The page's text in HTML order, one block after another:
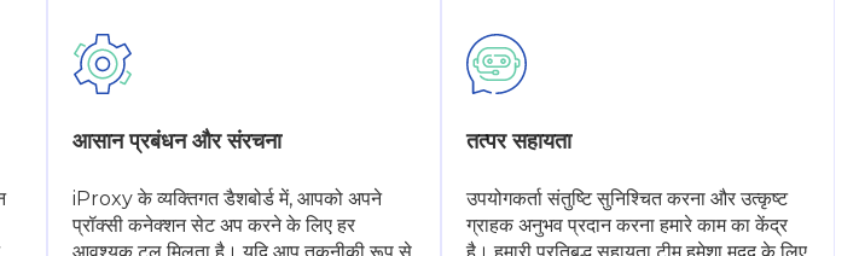
आसान प्रबंधन और संरचना
iProxy के व्यक्तिगत डैशबोर्ड में, आपको अपने
प्रॉक्सी कनेक्शन सेट अप करने के लिए हर
तत्पर सहायता
उपयोगकर्ता संतुष्टि सुनिश्चित करना और उत्कृष्ट
ग्राहक अनुभव प्रदान करना हमारे काम का केंद्र